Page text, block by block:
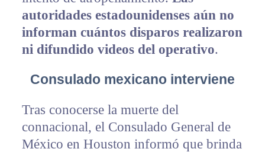
autoridades estadounidenses aún no
informan cuántos disparos realizaron
ni difundido videos del operativo.
Consulado mexicano interviene
Tras conocerse la muerte del
connacional, el Consulado General de
México en Houston informó que brinda